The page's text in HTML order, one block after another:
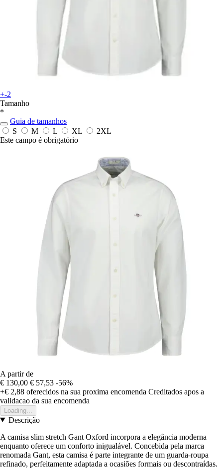
+-2
Tamanho
*
Guia de tamanhos
S
M L XL
2XL
Este campo é obrigatório
A partir de
€ 130,00 € 57,53 -56%
+€ 2,88 oferecidos na sua proxima encomenda Creditados apos a
validacao da sua encomenda
Loading...
Descrição
A camisa slim stretch Gant Oxford incorpora a elegância moderna
enquanto oferece um conforto inigualável. Concebida pela marca
renomada Gant, esta camisa é parte integrante de um guarda-roupa
refinado, perfeitamente adaptada a ocasiões formais ou descontraídas.